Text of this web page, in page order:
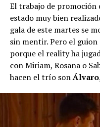
El trabajo de promoción
estado muy bien
gala de este martes se
sin mentir. Pero el
porque el reality ha
con Miriam, Rosana o
hacen el trío son